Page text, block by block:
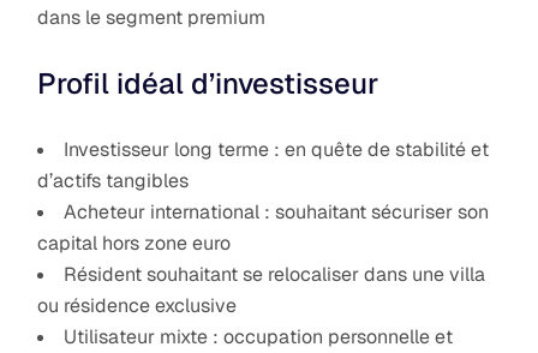
dans le segment premium
Profil idéal d’investisseur
Investisseur long terme : en quête de stabilité et
d’actifs tangibles
Acheteur international : souhaitant sécuriser son
capital hors zone euro
Résident souhaitant se relocaliser dans une villa
ou résidence exclusive
Utilisateur mixte : occupation personnelle et